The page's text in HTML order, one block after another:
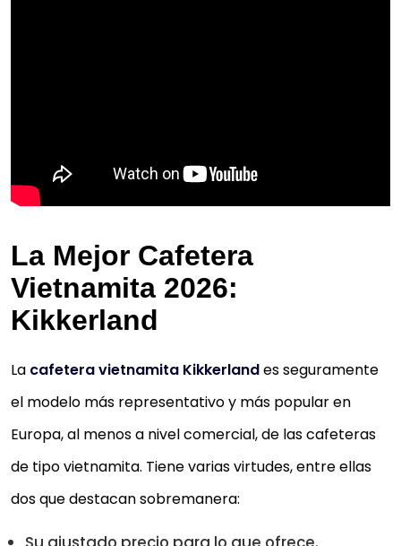
La Mejor Cafetera
Vietnamita 2026:
Kikkerland
La cafetera vietnamita Kikkerlandes seguramente
el modelo más representativo y más popular en
Europa, al menos a nivel comercial, de las cafeteras
de tipo vietnamita. Tiene varias virtudes, entre ellas
dos que destacan sobremanera: